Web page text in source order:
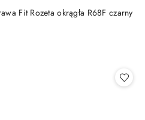
Fit Rozeta okrągła R68F czarny